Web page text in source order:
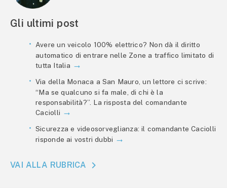
Gli ultimi post
Avere un veicolo 100% elettrico? Non dà il diritto
automatico di entrare nelle Zone a traffico limitato di
tutta Italia
Via della Monaca a San Mauro, un lettore ci scrive:
“Ma se qualcuno si fa male, di chi è la
responsabilità?”. La risposta del comandante
Caciolli
Sicurezza e videosorveglianza: il comandante Caciolli
risponde ai vostri dubbi
VAI ALLA RUBRICA